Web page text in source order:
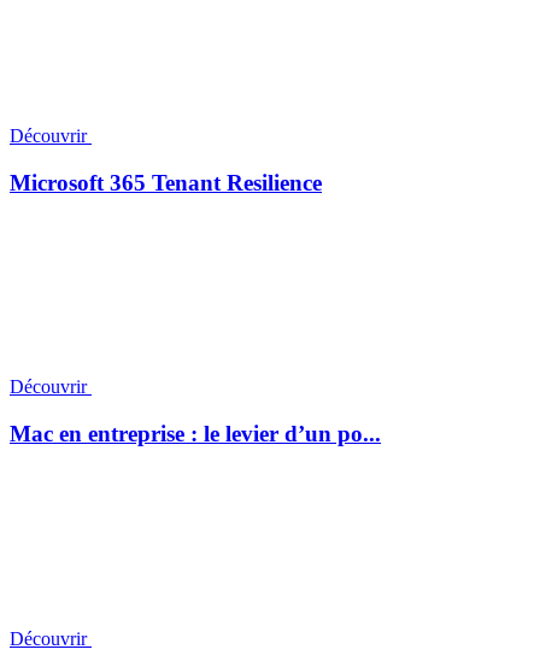
Découvrir
Microsoft 365 Tenant Resilience
Découvrir
Mac en entreprise : le levier d’un po...
Découvrir